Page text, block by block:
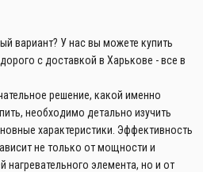
вариант? У нас вы можете купить
с доставкой в Харькове - все в
решение, какой именно
необходимо детально изучить
характеристики. Эффективность
не только от мощности и
нагревательного элемента, но и от